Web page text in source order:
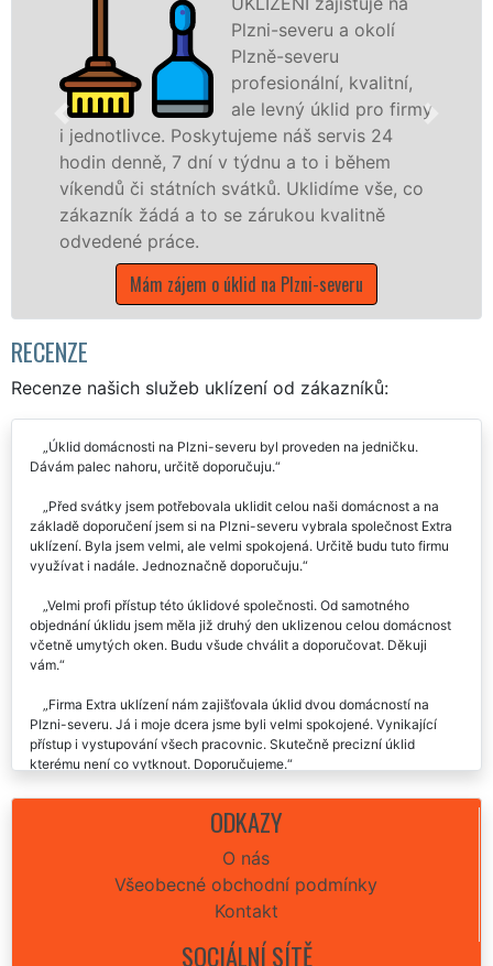
Plzni-severu a okolí
Plzně-severu
profesionální, kvalitní,
ale levný úklid pro firmy
Poskytujeme náš servis 24
7 dní v týdnu a to i během
státních svátků. Uklidíme vše, co
žádá a to se zárukou kvalitně
práce.
Mám zájem o úklid na Plzni-severu
státní
RECENZE
Recenze našich služeb uklízení od zákazníků:
Úklid domácnosti na Plzni-severu byl proveden na jedničku.
Dávám palec nahoru, určitě doporučuju.
Před svátky jsem potřebovala uklidit celou naši domácnost a na
základě doporučení jsem si na Plzni-severu vybrala společnost Extra
uklízení. Byla jsem velmi, ale velmi spokojená. Určitě budu tuto firmu
využívat i nadále. Jednoznačně doporučuju.
Velmi profi přístup této úklidové společnosti. Od samotného
objednání úklidu jsem měla již druhý den uklizenou celou domácnost
včetně umytých oken. Budu všude chválit a doporučovat. Děkuji
vám.
Firma Extra uklízení nám zajišťovala úklid dvou domácností na
Plzni-severu. Já i moje dcera jsme byli velmi spokojené. Vynikající
přístup i vystupování všech pracovnic. Skutečně precizní úklid
kterému není co vytknout. Doporučujeme.
Včera jste mi narychlo zajišťovali úklid domácnosti v plzni pro mojí
maminku. Moc moc by jsem vám chtěla poděkovat, jste skvělí, určitě
Děkuju za skvěle odvedenou práci při úklidu mé domácnosti na
Plzni-severu. Skvělá komunikace, vřelý přístup, cena odpovídala
výborné kvalitě úklidových prací. Děkuju.
ODKAZY
O nás
Všeobecné obchodní podmínky
Kontakt
SOCIÁLNÍ SÍTĚ